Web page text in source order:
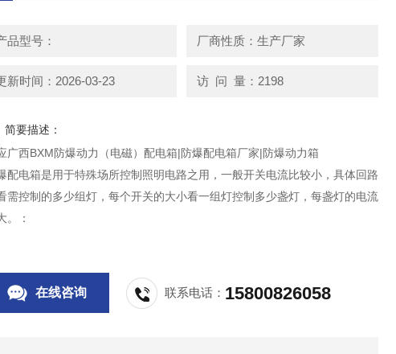
品型号： 厂商性质：生产厂家
新时间：2026-03-23 访 问 量：2198
简要描述：
广西BXM防爆动力（电磁）配电箱|防爆配电箱厂家|防爆动力箱
配电箱是用于特殊场所控制照明电路之用，一般开关电流比较小，具体回路
需控制的多少组灯，每个开关的大小看一组灯控制多少盏灯，每盏灯的电流
。：
在线咨询 联系电话： 15800826058